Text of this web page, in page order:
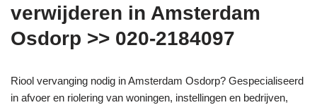
verwijderen in Amsterdam
Osdorp >> 020-2184097
Riool vervanging nodig in Amsterdam Osdorp? Gespecialiseerd
in afvoer en riolering van woningen, instellingen en bedrijven,